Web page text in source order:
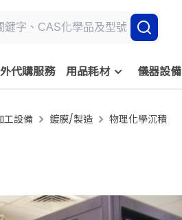
代購服務 用品耗材 儀器設備
設備 鍍膜/製造 物理化學沉積